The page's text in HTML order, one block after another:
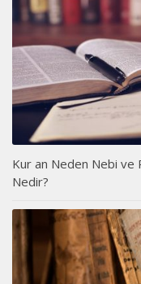
Kur an Neden Nebi ve
Nedir?